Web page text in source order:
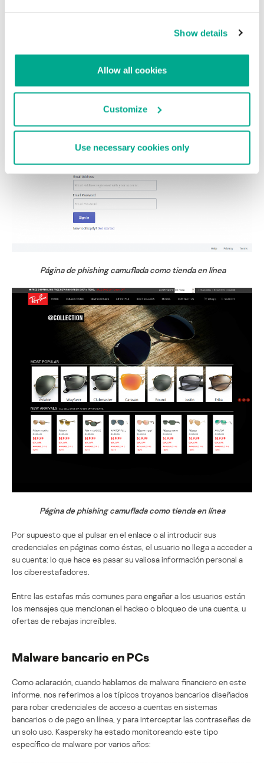
Show details
Allow all cookies
Customize
Use necessary cookies only
Página de phishing camuflada como tienda en línea
Página de phishing camuflada como tienda en línea
Página de phishing camuflada como tienda en línea
Por supuesto que al pulsar en el enlace o al introducir sus
credenciales en páginas como éstas, el usuario no llega a acceder a
su cuenta: lo que hace es pasar su valiosa información personal a
los ciberestafadores.
Entre las estafas más comunes para engañar a los usuarios están
los mensajes que mencionan el hackeo o bloqueo de una cuenta, u
ofertas de rebajas increíbles.
Malware bancario en PCs
Como aclaración, cuando hablamos de malware financiero en este
informe, nos referimos a los típicos troyanos bancarios diseñados
para robar credenciales de acceso a cuentas en sistemas
bancarios o de pago en línea, y para interceptar las contraseñas de
un solo uso. Kaspersky ha estado monitoreando este tipo
específico de malware por varios años: